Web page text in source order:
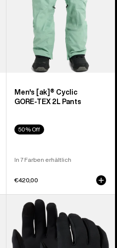
Men's [ak]® Cyclic
GORE‑TEX 2L Pants
50% Off
In 7 Farben erhältlich
€420,00
Burton
Screen
Grab®
Innenhandschuhe